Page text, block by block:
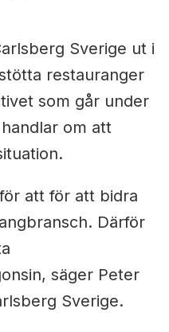
Sverige ut i
restauranger
som går under
om att
att för att bidra
Därför
säger Peter
Sverige.